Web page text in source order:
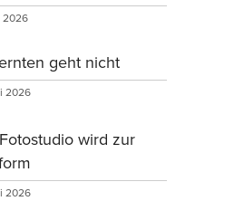
2026
geht nicht
2026
wird zur
2026